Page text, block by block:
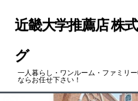
ン
ツ
近畿大学推薦店 株
グ
一人暮らし・ワンルーム・ファミリ
ならお任せ下さい！